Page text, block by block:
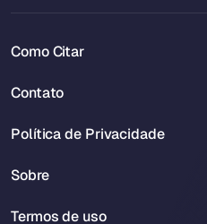
Como Citar
Contato
Política de Privacidade
Sobre
Termos de uso